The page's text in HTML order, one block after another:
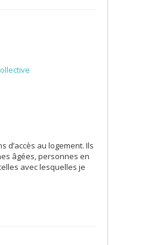
d’accès au logement. Ils
âgées, personnes en
avec lesquelles je